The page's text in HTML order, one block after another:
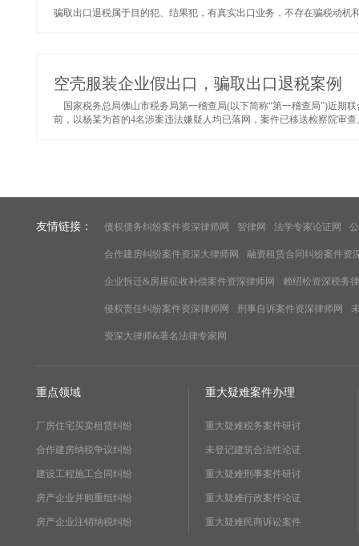
骗取出口退税属于目的犯、结果犯，有真实出口业务，不存在骗税动机
空壳服装企业假出口，骗取出口退税案例
国家税务总局佛山市税务局第一稽查局(以下简称“第一稽查局”)近期
前，以杨某为首的4名涉案违法嫌疑人均已落网，案件已移送检察院审查
友情链接： 债权债务纠纷案件资深律师网 智律网 法学专家论证网
合作建房纠纷案件资深大律师网 融资租赁合同纠纷案件资
企业拆迁&房屋征收补偿案件资深律师网 赖绍松资深税务
侵权责任纠纷案件资深律师网 刑事自诉案件资深律师网
资深大律师&著名法律专家网
重点领域
厂房住宅买卖租赁纠纷
合作建房纳税争议纠纷
建设工程施工合同纠纷
房产企业并购重组纠纷
房产企业注销纳税纠纷
重大疑难案件办理
重大疑难税务案件研讨
未登记建筑合法性论证
重大疑难刑事案件研讨
重大疑难行政案件论证
重大疑难民商诉讼案件